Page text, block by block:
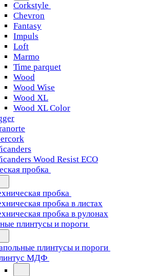
Corkstyle
Chevron
Fantasy
Impuls
Loft
Marmo
Time parquet
Wood
Wood Wise
Wood XL
Wood XL Color
Wood Resist ECO
пробка
пробка
пробка в листах
пробка в рулонах
плинтусы и пороги
плинтусы и пороги
МДФ